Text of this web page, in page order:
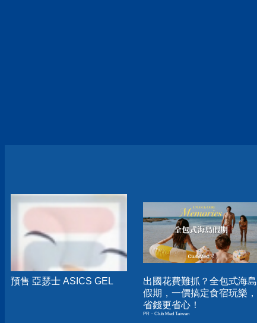
預售 亞瑟士 ASICS GEL
出國花費難抓？全包式海島
假期，一價搞定食宿玩樂，
省錢更省心！
PR・Club Med Taiwan